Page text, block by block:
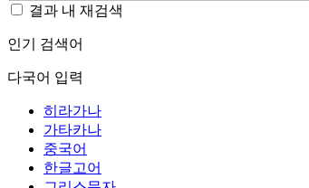
결과 내 재검색
인기 검색어
다국어 입력
히라가나
가타카나
중국어
한글고어